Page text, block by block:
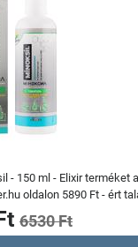
- 150 ml - Elixir terméket
oldalon 5890 Ft - ért
6530 Ft